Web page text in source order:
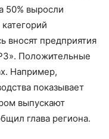
50% выросли
вносят предприятия
Положительные
Например,
показывает
выпускают
глава региона.